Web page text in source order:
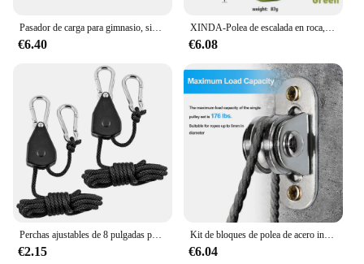
Pasador de carga para gimnasio, sistema de Cable de polea de acero inoxidable para Fitness, accesorio para mancuernas, marco de soporte para rodajas de barra para levantamiento de pesas
€6.40
XINDA-Polea de escalada en roca, herramienta de supervivencia al aire libre, aparejo de elevación
€6.08
Perchas ajustables de 8 pulgadas para tienda de campaña, colgador reforzado con trinquete colgante, lámpara para cultivo de plantas, cuerda, gancho de polea, 2 piezas
€2.15
Kit de bloques de polea de acero inoxidable, polea silenciosa de alta resistencia, polea fija, carga desmontable, rueda de elevación de 176Lb, herramienta móvil, 2/4 piezas
€6.04